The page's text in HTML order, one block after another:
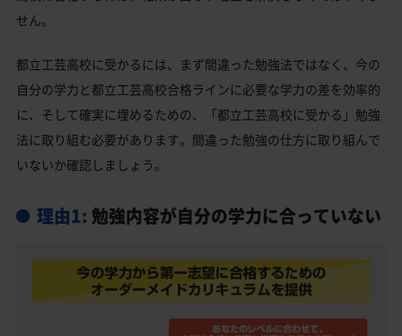
文京区の他の公立高校
文京区の他の私立高校
都立工芸高校受験生からのよくある質問
せん。
都立工芸高校に受かるには、まず間違った勉強法ではなく、今の
自分の学力と都立工芸高校合格ラインに必要な学力の差を効率的
に、そして確実に埋めるための、「都立工芸高校に受かる」勉強
法に取り組む必要があります。間違った勉強の仕方に取り組んで
いないか確認しましょう。
理由1: 勉強内容が自分の学力に合っていない